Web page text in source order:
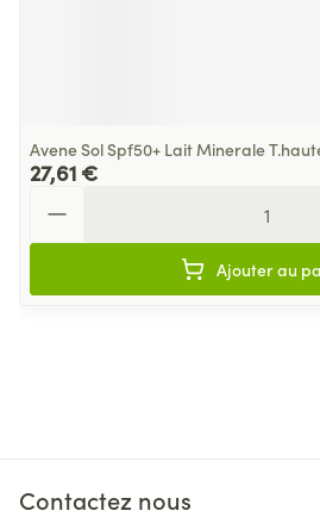
Avene Sol Spf50+ Lait Minerale
27,61 €
Ajouter au
Contactez nous